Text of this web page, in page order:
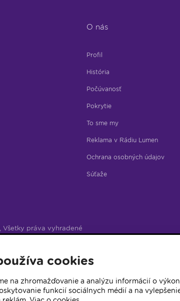
O nás
Profil
História
Počúvanosť
Pokrytie
To sme my
Reklama v Rádiu Lumen
Ochrana osobných údajov
Súťaže
Všetky práva vyhradené
cookies
na zhromažďovanie a analýzu informácií o
funkcií sociálnych médií a na